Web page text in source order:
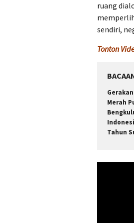
ruang
sendiri,
Tonton
Merah
Tahun